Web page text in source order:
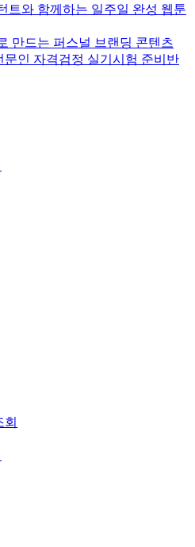
트와 함께하는 일주일 완성 웹툰
만드는 퍼스널 브랜딩 콘텐츠
문인 자격검정 실기시험 준비반